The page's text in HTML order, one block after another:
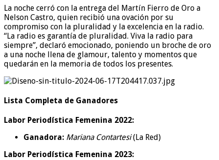
La noche cerró con la entrega del Martín Fierro de Oro a
Nelson Castro, quien recibió una ovación por su
compromiso con la pluralidad y la excelencia en la radio.
“La radio es garantía de pluralidad. Viva la radio para
siempre”, declaró emocionado, poniendo un broche de oro
a una noche llena de glamour, talento y momentos que
quedarán en la memoria de todos los presentes.
Lista Completa de Ganadores
Labor Periodística Femenina 2022:
Ganadora: Mariana Contartesi(La Red)
Labor Periodística Femenina 2023: